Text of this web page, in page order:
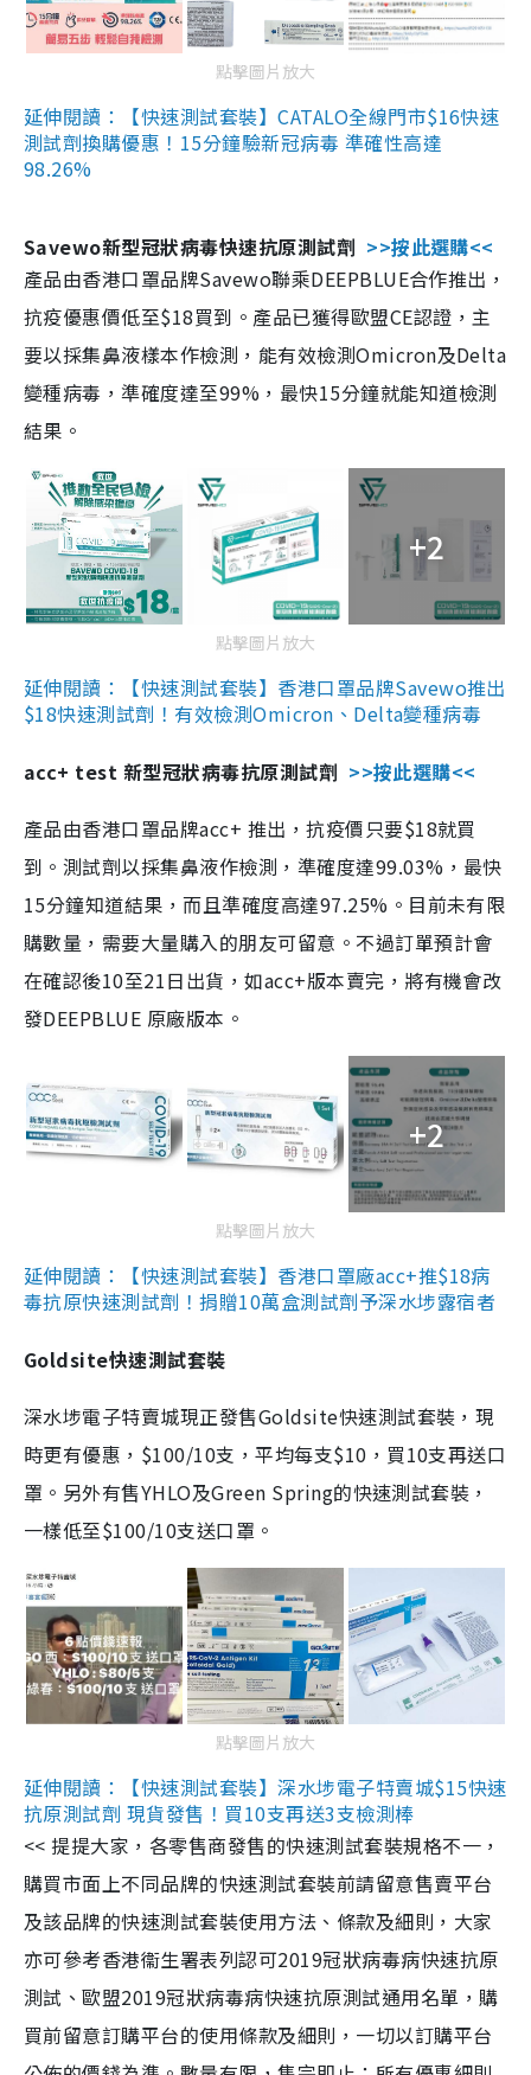
點擊圖片放大
延伸閱讀：【快速測試套裝】CATALO全線門市$16快速
測試劑換購優惠！15分鐘驗新冠病毒 準確性高達
98.26%
Savewo新型冠狀病毒快速抗原測試劑 >>按此選購<<
產品由香港口罩品牌Savewo聯乘DEEPBLUE合作推出，
抗疫優惠價低至$18買到。產品已獲得歐盟CE認證，主
要以採集鼻液樣本作檢測，能有效檢測Omicron及Delta
變種病毒，準確度達至99%，最快15分鐘就能知道檢測
結果。
+2
點擊圖片放大
延伸閱讀：【快速測試套裝】香港口罩品牌Savewo推出
$18快速測試劑！有效檢測Omicron、Delta變種病毒
acc+ test 新型冠狀病毒抗原測試劑 >>按此選購<<
產品由香港口罩品牌acc+ 推出，抗疫價只要$18就買
到。測試劑以採集鼻液作檢測，準確度達99.03%，最快
15分鐘知道結果，而且準確度高達97.25%。目前未有限
購數量，需要大量購入的朋友可留意。不過訂單預計會
在確認後10至21日出貨，如acc+版本賣完，將有機會改
發DEEPBLUE 原廠版本。
+2
點擊圖片放大
延伸閱讀：【快速測試套裝】香港口罩廠acc+推$18病
毒抗原快速測試劑！捐贈10萬盒測試劑予深水埗露宿者
Goldsite快速測試套裝
深水埗電子特賣城現正發售Goldsite快速測試套裝，現
時更有優惠，$100/10支，平均每支$10，買10支再送口
罩。另外有售YHLO及Green Spring的快速測試套裝，
一樣低至$100/10支送口罩。
點擊圖片放大
延伸閱讀：【快速測試套裝】深水埗電子特賣城$15快速
抗原測試劑 現貨發售！買10支再送3支檢測棒
<< 提提大家，各零售商發售的快速測試套裝規格不一，
購買市面上不同品牌的快速測試套裝前請留意售賣平台
及該品牌的快速測試套裝使用方法、條款及細則，大家
亦可參考香港衞生署表列認可2019冠狀病毒病快速抗原
測試、歐盟2019冠狀病毒病快速抗原測試通用名單，購
買前留意訂購平台的使用條款及細則，一切以訂購平台